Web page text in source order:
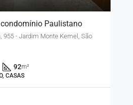
Paulistano
955 - Jardim Monte Kemel, São
92m²
CASAS